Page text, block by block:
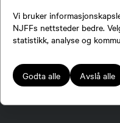
Vi bruker
NJFFs nettsteder bedre.
statistikk, analyse og
Godta alle Avslå alle
jegere og sportsfiskere og et av de
fiske i Norge. Vi er en partipolitisk
naturpolitisk engasjement i mange saker.
Lokalforeninger tilsluttet Norges Jeger-
publiserer på njff.no.